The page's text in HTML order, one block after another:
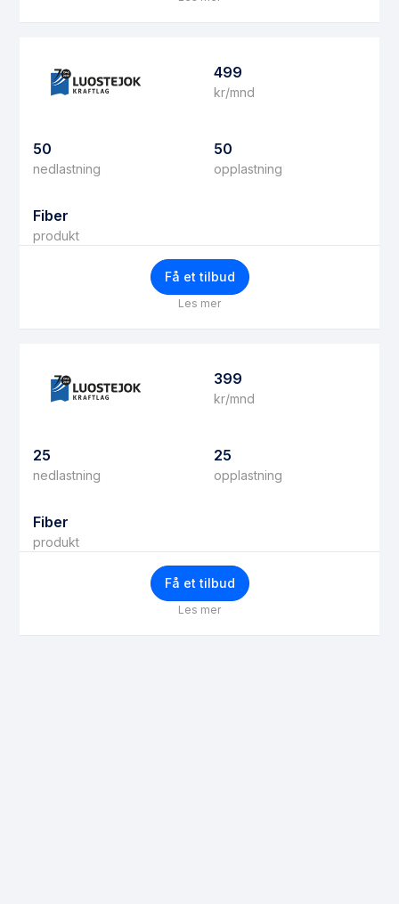
499
kr/mnd
50
nedlastning
50
opplastning
Fiber
produkt
Få et tilbud
Les mer
399
kr/mnd
25
nedlastning
25
opplastning
Fiber
produkt
Få et tilbud
Les mer